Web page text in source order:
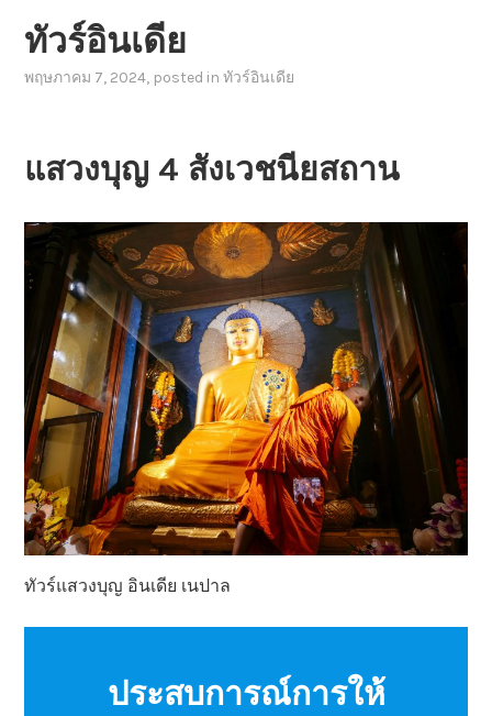
ทัวร์อินเดีย
พฤษภาคม 7, 2024, posted inทัวร์อินเดีย
แสวงบุญ 4 สังเวชนียสถาน
ทัวร์แสวงบุญ อินเดีย เนปาล
ประสบการณ์การให้